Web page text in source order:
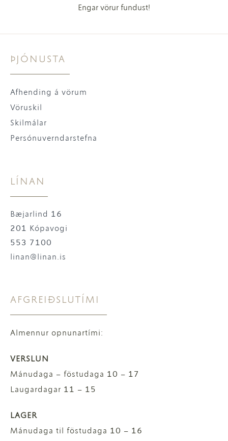
Engar vörur fundust!
ÞJÓNUSTA
Afhending á vörum
Vöruskil
Skilmálar
Persónuverndarstefna
LÍNAN
Bæjarlind 16
201 Kópavogi
553 7100
linan@linan.is
AFGREIÐSLUTÍMI
Almennur opnunartími:
VERSLUN
Mánudaga – föstudaga 10 – 17
Laugardagar 11 – 15
LAGER
Mánudaga til föstudaga 10 – 16